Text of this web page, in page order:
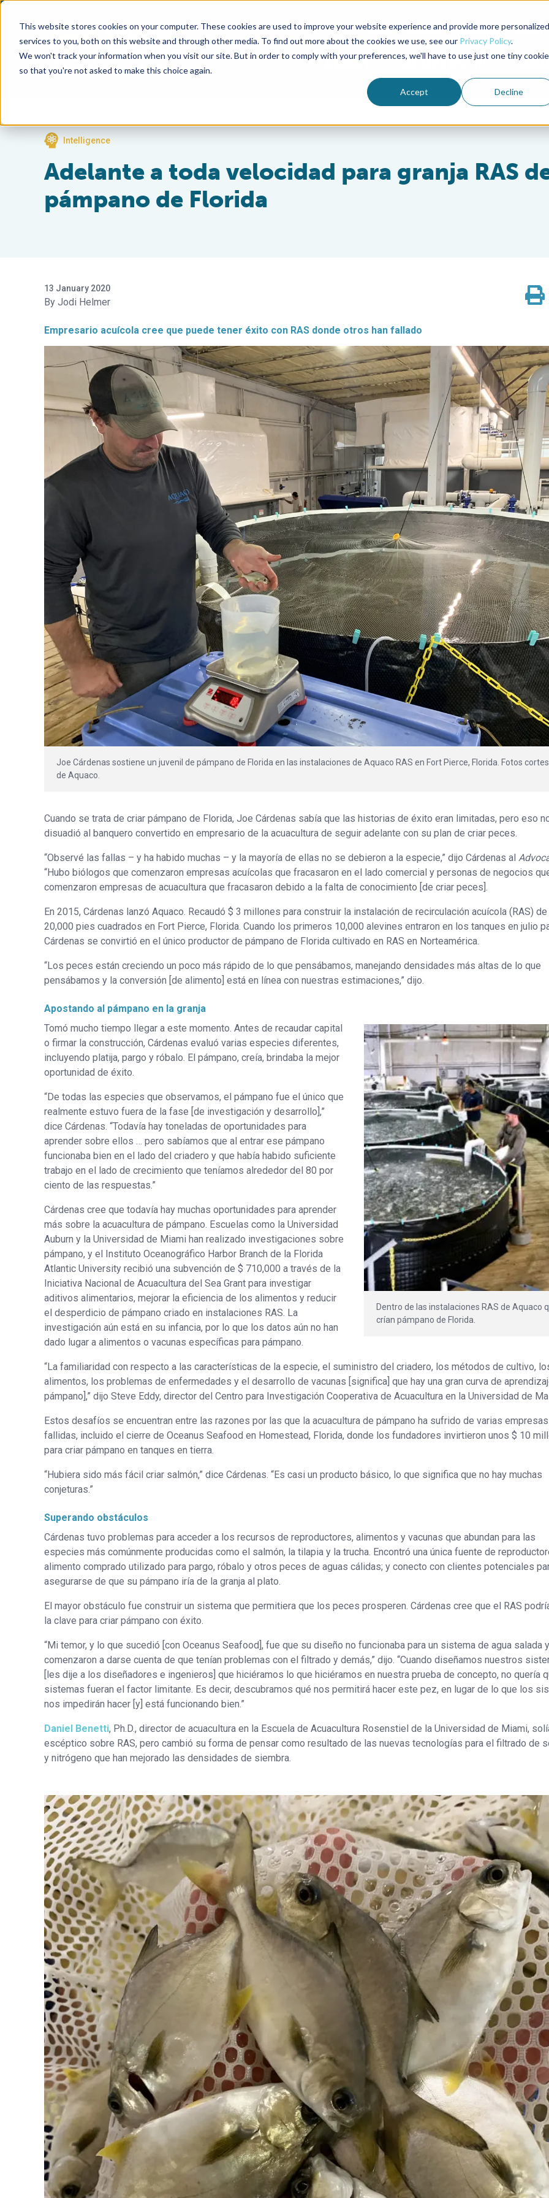
This website stores cookies on your computer. These cookies are used to improve your website experience and provide more personalized
services to you, both on this website and through other media. To find out more about the cookies we use, see our Privacy Policy.
We won't track your information when you visit our site. But in order to comply with your preferences, we'll have to use just one tiny cookie
so that you're not asked to make this choice again.
Accept Decline
Advocate Magazine Aquademia Podcast
ABOUT MEMBERSHIP
Intelligence
Adelante a toda velocidad para granja RAS
pámpano de Florida
13 January 2020
Jodi Helmer
Empresario acuícola cree que puede tener éxito con RAS donde otros han fallado
Joe Cárdenas sostiene un juvenil de pámpano de Florida en las instalaciones de Aquaco RAS en Fort Pierce, Florida. Fotos
de Aquaco.
Cuando se trata de criar pámpano de Florida, Joe Cárdenas sabía que las historias de éxito eran limitadas, pero eso
disuadió al banquero convertido en empresario de la acuacultura de seguir adelante con su plan de criar peces.
“Observé las fallas – y ha habido muchas – y la mayoría de ellas no se debieron a la especie,” dijo Cárdenas al
“Hubo biólogos que comenzaron empresas acuícolas que fracasaron en el lado comercial y personas de negocios
comenzaron empresas de acuacultura que fracasaron debido a la falta de conocimiento [de criar peces].
En 2015, Cárdenas lanzó Aquaco. Recaudó $ 3 millones para construir la instalación de recirculación acuícola (RAS) de
20,000 pies cuadrados en Fort Pierce, Florida. Cuando los primeros 10,000 alevines entraron en los tanques en julio
Cárdenas se convirtió en el único productor de pámpano de Florida cultivado en RAS en Norteamérica.
“Los peces están creciendo un poco más rápido de lo que pensábamos, manejando densidades más altas de lo que
pensábamos y la conversión [de alimento] está en línea con nuestras estimaciones,” dijo.
Apostando al pámpano en la granja
Dentro de las instalaciones RAS de Aquaco
crían pámpano de Florida.
Tomó mucho tiempo llegar a este momento. Antes de recaudar capital
o firmar la construcción, Cárdenas evaluó varias especies diferentes,
incluyendo platija, pargo y róbalo. El pámpano, creía, brindaba la mejor
oportunidad de éxito.
“De todas las especies que observamos, el pámpano fue el único que
realmente estuvo fuera de la fase [de investigación y desarrollo],”
dice Cárdenas. “Todavía hay toneladas de oportunidades para
aprender sobre ellos … pero sabíamos que al entrar ese pámpano
funcionaba bien en el lado del criadero y que había habido suficiente
trabajo en el lado de crecimiento que teníamos alrededor del 80 por
ciento de las respuestas.”
Cárdenas cree que todavía hay muchas oportunidades para aprender
más sobre la acuacultura de pámpano. Escuelas como la Universidad
Auburn y la Universidad de Miami han realizado investigaciones sobre
pámpano, y el Instituto Oceanográfico Harbor Branch de la Florida
Atlantic University recibió una subvención de $ 710,000 a través de la
Iniciativa Nacional de Acuacultura del Sea Grant para investigar
aditivos alimentarios, mejorar la eficiencia de los alimentos y reducir
el desperdicio de pámpano criado en instalaciones RAS. La
investigación aún está en su infancia, por lo que los datos aún no han
dado lugar a alimentos o vacunas específicas para pámpano.
“La familiaridad con respecto a las características de la especie, el suministro del criadero, los métodos de cultivo,
alimentos, los problemas de enfermedades y el desarrollo de vacunas [significa] que hay una gran curva de
pámpano],” dijo Steve Eddy, director del Centro para Investigación Cooperativa de Acuacultura en la Universidad de
Estos desafíos se encuentran entre las razones por las que la acuacultura de pámpano ha sufrido de varias empresas
fallidas, incluido el cierre de Oceanus Seafood en Homestead, Florida, donde los fundadores invirtieron unos $ 10
para criar pámpano en tanques en tierra.
“Hubiera sido más fácil criar salmón,” dice Cárdenas. “Es casi un producto básico, lo que significa que no hay muchas
conjeturas.”
Superando obstáculos
Cárdenas tuvo problemas para acceder a los recursos de reproductores, alimentos y vacunas que abundan para las
especies más comúnmente producidas como el salmón, la tilapia y la trucha. Encontró una única fuente de
alimento comprado utilizado para pargo, róbalo y otros peces de aguas cálidas; y conecto con clientes potenciales
asegurarse de que su pámpano iría de la granja al plato.
El mayor obstáculo fue construir un sistema que permitiera que los peces prosperen. Cárdenas cree que el RAS
la clave para criar pámpano con éxito.
“Mi temor, y lo que sucedió [con Oceanus Seafood], fue que su diseño no funcionaba para un sistema de agua salada y
comenzaron a darse cuenta de que tenían problemas con el filtrado y demás,” dijo. “Cuando diseñamos nuestros
[les dije a los diseñadores e ingenieros] que hiciéramos lo que hiciéramos en nuestra prueba de concepto, no quería
sistemas fueran el factor limitante. Es decir, descubramos qué nos permitirá hacer este pez, en lugar de lo que los
nos impedirán hacer [y] está funcionando bien.”
Daniel Benetti, Ph.D., director de acuacultura en la Escuela de Acuacultura Rosenstiel de la Universidad de Miami,
escéptico sobre RAS, pero cambió su forma de pensar como resultado de las nuevas tecnologías para el filtrado de
y nitrógeno que han mejorado las densidades de siembra.